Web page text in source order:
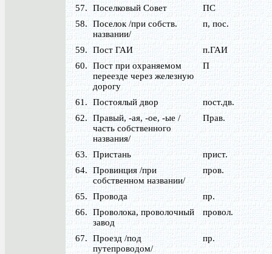
57. Поселковый Совет
ПС
58.
Поселок /при собств.
названии/
п, пос.
59. Пост ГАИ
п.ГАИ
60.
Пост при охраняемом
переезде через железную
дорогу
П
61. Постоялый двор
пост.дв.
62.
Правый, -ая, -ое, -ые /
часть собственного
названия/
Прав.
63. Пристань
прист.
64.
Провинция /при
собственном названии/
пров.
65. Провода
пр.
66.
Проволока, проволочный
завод
провол.
67.
Проезд /под
путепроводом/
пр.